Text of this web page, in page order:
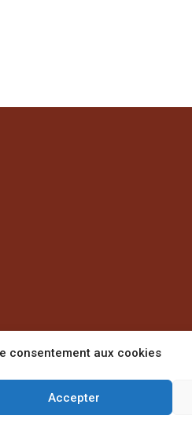
consentement aux cookies
Accepter